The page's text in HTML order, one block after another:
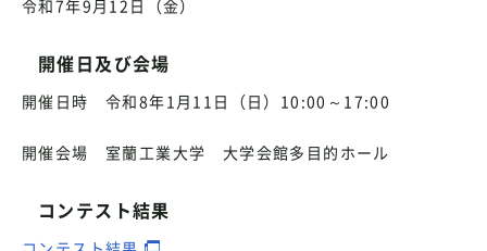
令和7年9月12日（金）
開催日及び会場
開催日時 令和8年1月11日（日）10:00～17:00
開催会場 室蘭工業大学 大学会館多目的ホール
コンテスト結果